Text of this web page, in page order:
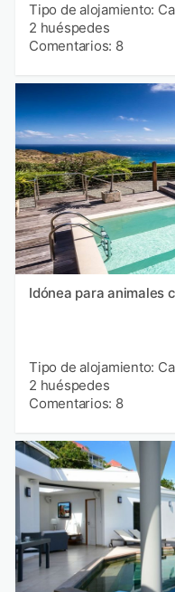
Tipo de alojamiento:
2 huéspedes
Comentarios: 8
Idónea para animales
Tipo de alojamiento:
2 huéspedes
Comentarios: 8